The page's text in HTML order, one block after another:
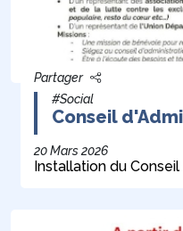
Partager
#Social
Conseil
20 Mars 2026
Installation du